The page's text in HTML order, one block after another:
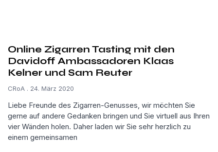
Online Zigarren Tasting mit den
Davidoff Ambassadoren Klaas
Kelner und Sam Reuter
CRoA 24. März 2020
Liebe Freunde des Zigarren-Genusses, wir möchten Sie
gerne auf andere Gedanken bringen und Sie virtuell aus Ihren
vier Wänden holen. Daher laden wir Sie sehr herzlich zu
einem gemeinsamen